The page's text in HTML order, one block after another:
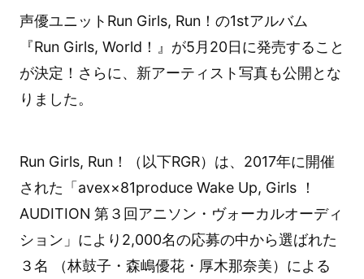
声優ユニットRun Girls, Run！の1stアルバム
『Run Girls, World！』が5月20日に発売すること
が決定！さらに、新アーティスト写真も公開とな
りました。
Run Girls, Run！（以下RGR）は、2017年に開催
された「avex×81produce Wake Up, Girls ！
AUDITION 第３回アニソン・ヴォーカルオーディ
ション」により2,000名の応募の中から選ばれた
３名 （林鼓子・森嶋優花・厚木那奈美）による